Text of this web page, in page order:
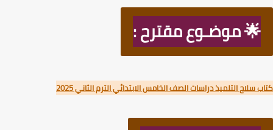
🌟 موضـوع مقترح :
سلاح التلميذ دراسات الصف الخامس الابتدائي الترم الثاني 2025